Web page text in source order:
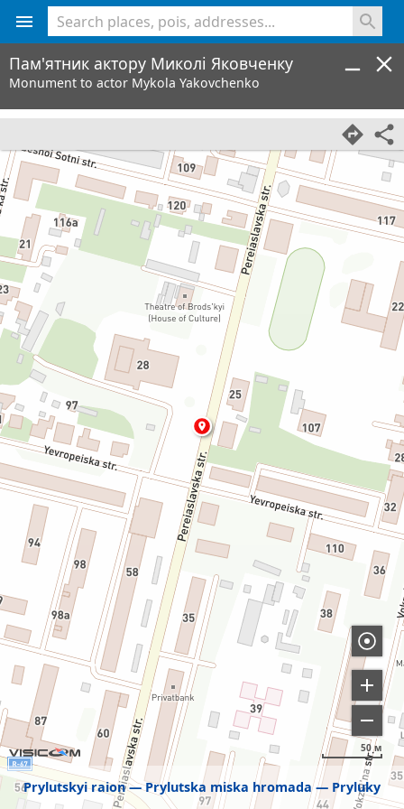
Prylutskyi raion Prylutska miska hromada Pryluky
50 м
Пам'ятник актору Миколі Яковченку
Monument to actor Mykola Yakovchenko
<% console.log(hcard) %>